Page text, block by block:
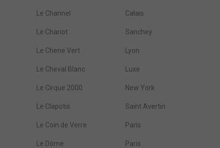
Le Channel Calais
Le Chariot Sanchey
Le Chene Vert Lyon
Le Cheval Blanc Luxe
Le Cirque 2000 New York
Le Clapotis Saint Avertin
Le Coin de Verre Paris
Le Dôme Paris